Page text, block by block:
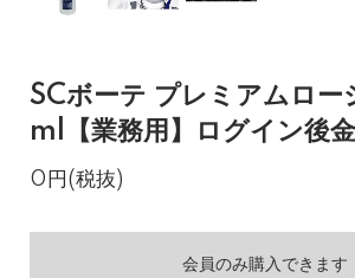
SCボーテ プレミアムロ
ml【業務用】ログイン後
0円(税抜)
会員のみ購入できます